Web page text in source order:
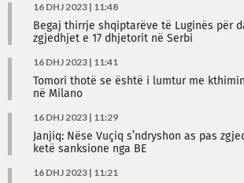
16 DHJ 2023 | 11:48
Begaj thirrje shqiptarëve të Luginës për
zgjedhjet e 17 dhjetorit në Serbi
16 DHJ 2023 | 11:41
Tomori thotë se është i lumtur me
në Milano
16 DHJ 2023 | 11:29
Janjiq: Nëse Vuçiq s’ndryshon as pas
ketë sanksione nga BE
16 DHJ 2023 | 11:21